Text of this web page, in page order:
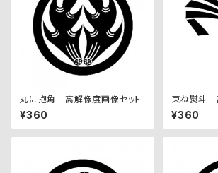
丸に抱角 高解像度画像セット
¥360
束ね熨斗
¥360